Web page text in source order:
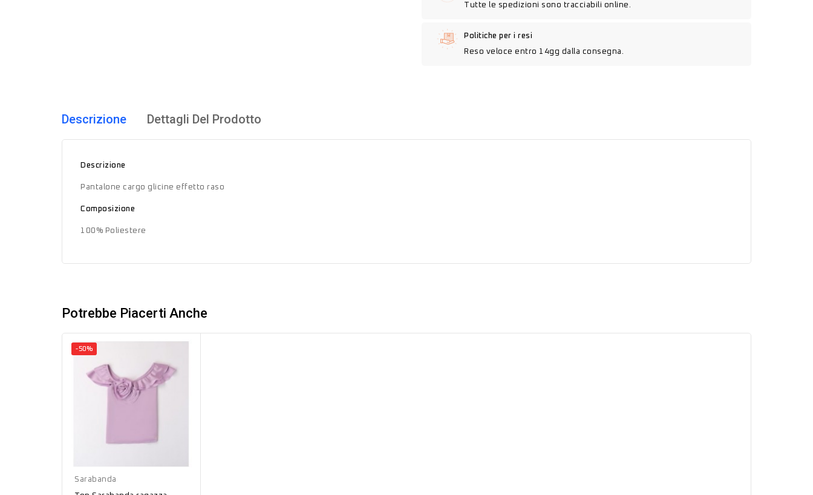
Tutte le spedizioni sono tracciabili online.
Politiche per i resi
Reso veloce entro 14gg dalla consegna.
Descrizione Dettagli Del Prodotto
Descrizione
Pantalone cargo glicine effetto raso
Composizione
100% Poliestere
Potrebbe Piacerti Anche
-50%
Sarabanda